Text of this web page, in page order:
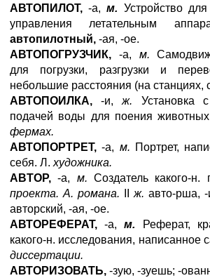
АВТОПИЛОТ, -а, м. Устройство
управления летательным
автопилотный, -ая, -ое.
АВТОПОГРУЗЧИК, -а, м.
для погрузки, разгрузки и
небольшие расстояния (на станциях,
АВТОПОИЛКА, -и,ж. Установка с
подачей воды для поения
фермах.
АВТОПОРТРЕТ, -а, м. Портрет,
себя. Л. художника.
ABTOP, -a, м. Создатель какого-
проекта. А. романа.
ж. авто-рша, -
авторский, -ая, -ое.
АВТОРЕФЕРАТ, -а, м. Реферат,
какого-н. исследования, написанное
диссертации.
АВТОРИЗОВАТЬ, -зую, -зуешь; -